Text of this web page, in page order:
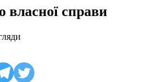
власної справи